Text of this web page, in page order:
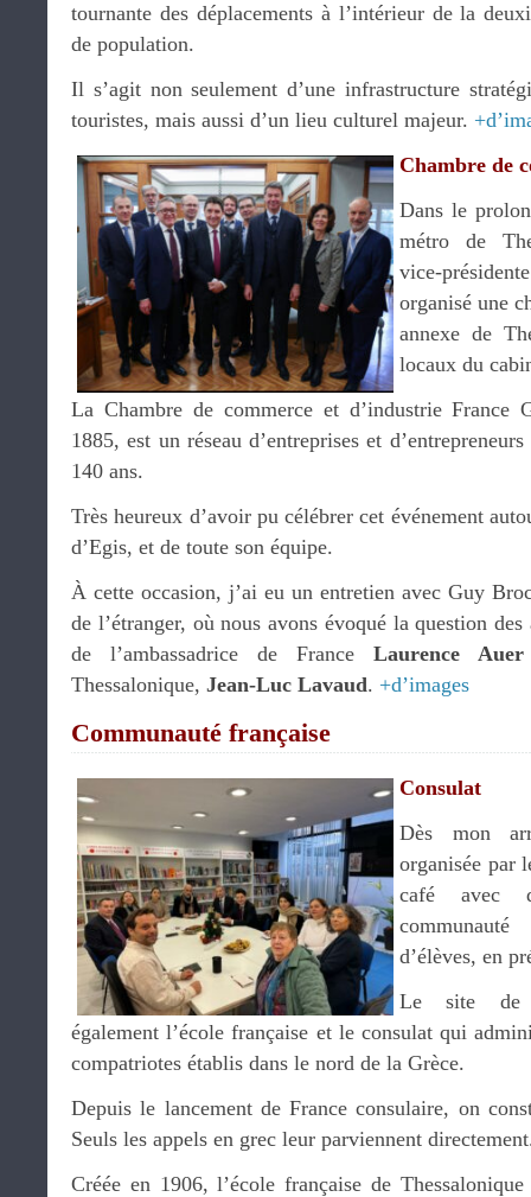
tournante des déplacements à l’intérieur de la
de population.
Il s’agit non seulement d’une infrastructure
touristes, mais aussi d’un lieu culturel majeur.
Chambre de
Dans le
métro de
vice-
organisé une
annexe de
locaux du
La Chambre de commerce et d’industrie France
1885, est un réseau d’entreprises et
140 ans.
Très heureux d’avoir pu célébrer cet événement
d’Egis, et de toute son équipe.
À cette occasion, j’ai eu un entretien avec Guy
de l’étranger, où nous avons évoqué la question
de l’ambassadrice de France Laurence Auer
Thessalonique, Jean-Luc Lavaud. +d’images
Communauté française
Consulat
Dès mon
organisée par
café avec
d’élèves, en
Le site de
également l’école française et le consulat qui
compatriotes établis dans le nord de la Grèce.
Depuis le lancement de France consulaire, on
Seuls les appels en grec leur parviennent
Créée en 1906, l’école française de